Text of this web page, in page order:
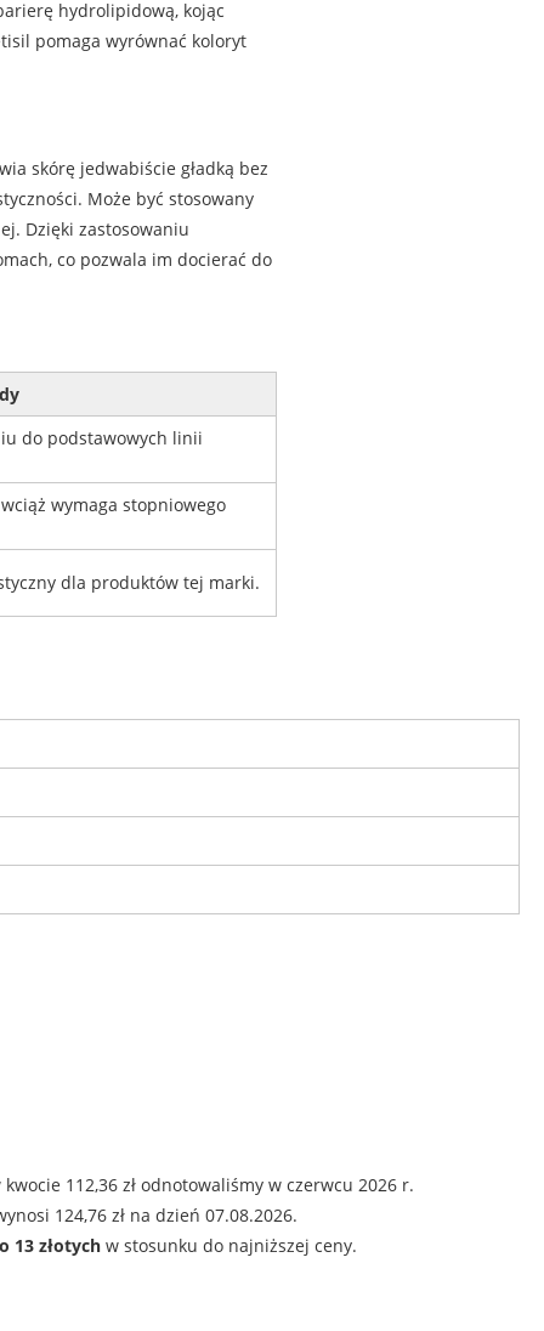
hydrolipidową, kojąc
pomaga wyrównać koloryt
skórę jedwabiście gładką bez
Może być stosowany
Dzięki zastosowaniu
co pozwala im docierać do
do podstawowych linii
wymaga stopniowego
dla produktów tej marki.
112,36 zł odnotowaliśmy w czerwcu 2026 r.
124,76 zł na dzień 07.08.2026.
13 złotych w stosunku do najniższej ceny.